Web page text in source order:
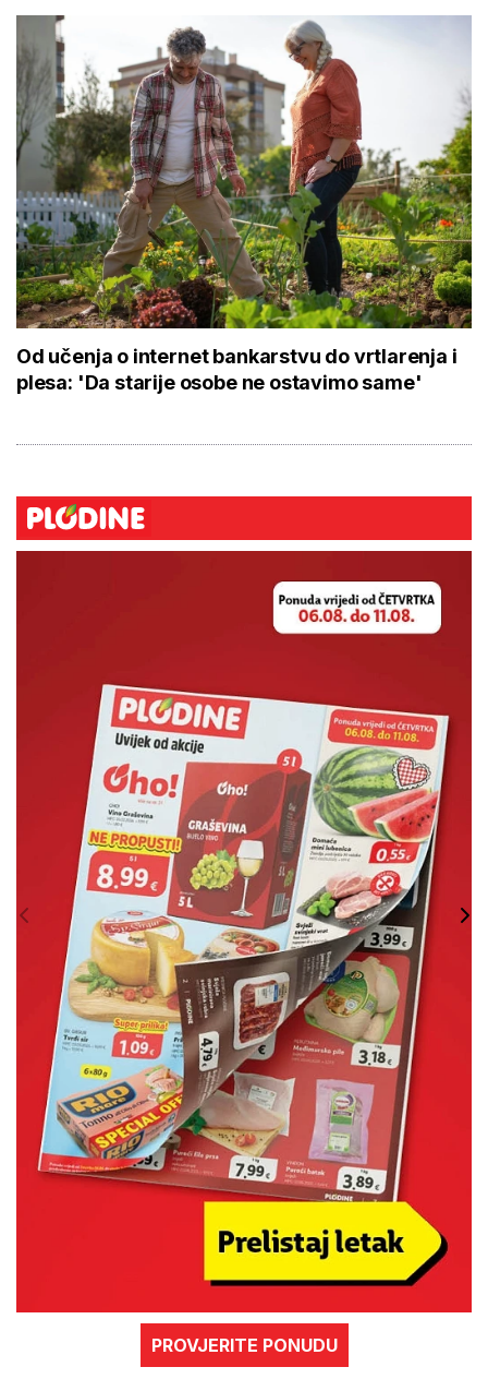
Od učenja o internet bankarstvu do vrtlarenja i
plesa: 'Da starije osobe ne ostavimo same'
PROVJERITE PONUDU